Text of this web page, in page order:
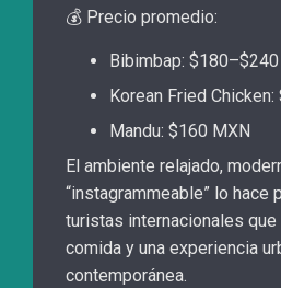
💰 Precio promedio:
Bibimbap:
Korean Fried
Mandu: $160 MXN
El ambiente relajado,
“instagrammeable” lo hace
turistas internacionales que
comida y una experiencia
contemporánea.